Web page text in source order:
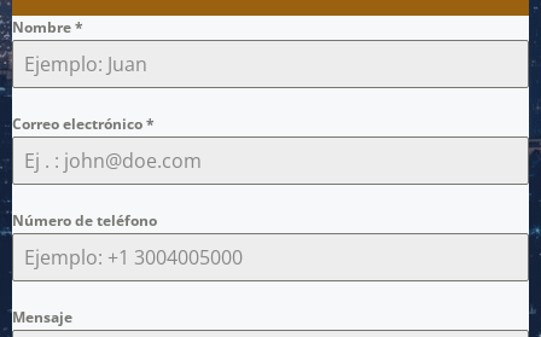
Nombre*
Correo electrónico*
Número de teléfono
Mensaje